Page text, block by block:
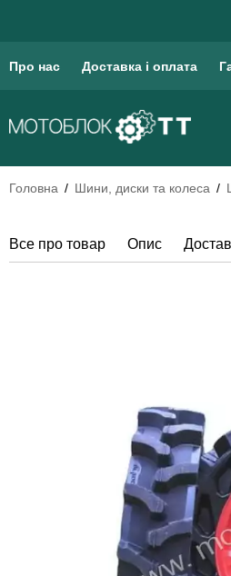
Про нас Доставка і оплата
Головна Шини, диски та колеса
Все про товар Опис